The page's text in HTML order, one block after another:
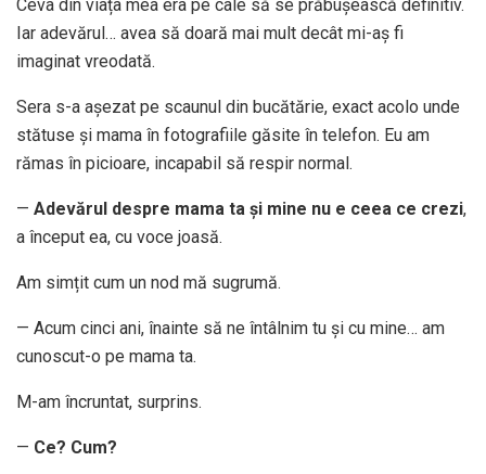
Ceva din viața mea era pe cale să se prăbușească definitiv.
Iar adevărul… avea să doară mai mult decât mi-aș fi
imaginat vreodată.
Sera s-a așezat pe scaunul din bucătărie, exact acolo unde
stătuse și mama în fotografiile găsite în telefon. Eu am
rămas în picioare, incapabil să respir normal.
— Adevărul despre mama ta și mine nu e ceea ce crezi,
a început ea, cu voce joasă.
Am simțit cum un nod mă sugrumă.
— Acum cinci ani, înainte să ne întâlnim tu și cu mine… am
cunoscut-o pe mama ta.
M-am încruntat, surprins.
— Ce? Cum?